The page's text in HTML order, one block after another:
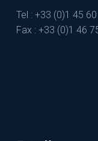
Tel : +33 (0)1 45
Fax : +33 (0)1 46